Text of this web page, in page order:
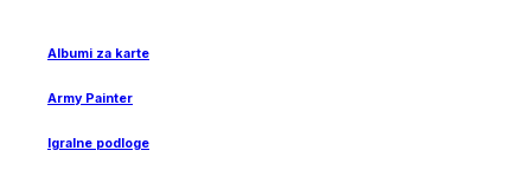
Albumi za karte
Army Painter
Igralne podloge